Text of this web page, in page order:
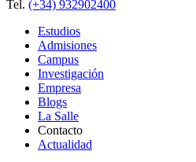
Tel. (+34) 932902400
Estudios
Admisiones
Campus
Investigación
Empresa
Blogs
La Salle
Contacto
Actualidad